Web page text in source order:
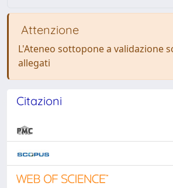
Attenzione
L'Ateneo sottopone a validazione
allegati
Citazioni